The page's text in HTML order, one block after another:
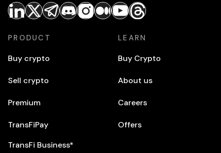
PRODUCT
Buy crypto
Sell crypto
Premium
TransFiPay
TransFi Business*
LEARN
Buy Crypto
About us
Careers
Offers